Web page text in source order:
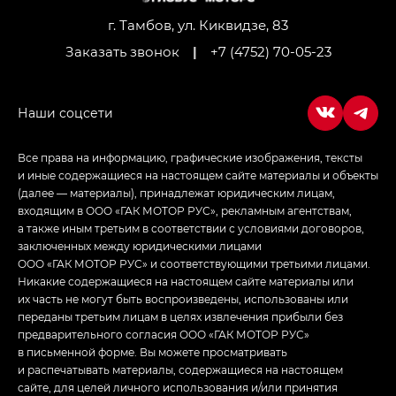
Джи Икс ПРЕМИУМ — GX PREMIUM, ЛАУНЖ —
Empow — Эмпау (Empow) в комплектации
г. Тамбов, ул. Киквидзе, 83
Заказать звонок
| +7 (4752) 70-05-23
Все права на информацию, графические изображения, тексты
и иные содержащиеся на настоящем сайте материалы и объекты
(далее — материалы), принадлежат юридическим лицам,
входящим в ООО «ГАК МОТОР РУС», рекламным агентствам,
а также иным третьим в соответствии с условиями договоров,
заключенных между юридическими лицами
ООО «ГАК МОТОР РУС» и соответствующими третьими лицами.
Никакие содержащиеся на настоящем сайте материалы или
их часть не могут быть воспроизведены, использованы или
переданы третьим лицам в целях извлечения прибыли без
предварительного согласия ООО «ГАК МОТОР РУС»
в письменной форме. Вы можете просматривать
и распечатывать материалы, содержащиеся на настоящем
сайте, для целей личного использования и/или принятия